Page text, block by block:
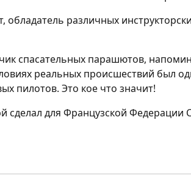
различных
спасательных парашютов,
реальных происшествий был
пилотов. Это кое что значит!
сделал для Французской Федерации